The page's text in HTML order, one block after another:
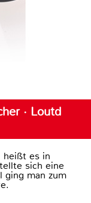
· Loutd
heißt es in
sich eine
ging man zum